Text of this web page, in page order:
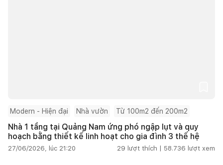
Modern - Hiện đại Nhà vườn Từ 100m2 đến 200m2
Nhà 1 tầng tại Quảng Nam ứng phó ngập lụt và quy
hoạch bằng thiết kế linh hoạt cho gia đình 3 thế hệ
27/06/2026, lúc 21:20 29 lượt thích | 58.736 lượt xem